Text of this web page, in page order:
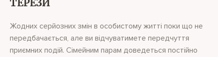
ТЕРЕЗИ
Жодних серйозних змін в особистому житті поки що не
передбачається, але ви відчуватимете передчуття
приємних подій. Сімейним парам доведеться постійно